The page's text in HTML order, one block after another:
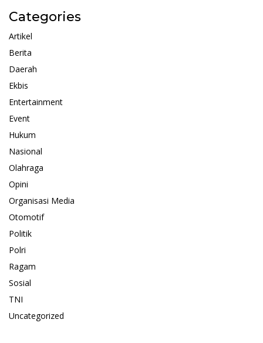
Categories
Artikel
Berita
Daerah
Ekbis
Entertainment
Event
Hukum
Nasional
Olahraga
Opini
Organisasi Media
Otomotif
Politik
Polri
Ragam
Sosial
TNI
Uncategorized